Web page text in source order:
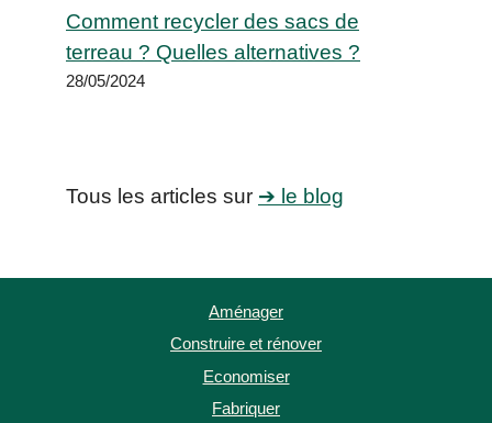
Comment recycler des sacs de
terreau ? Quelles alternatives ?
28/05/2024
Tous les articles sur ➔ le blog
Aménager
Construire et rénover
Economiser
Fabriquer